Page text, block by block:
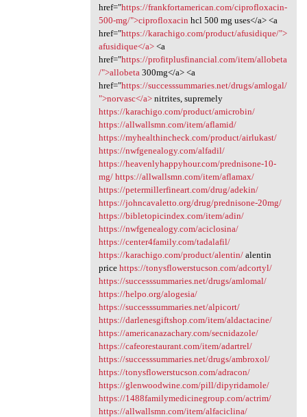
href="https://frankfortamerican.com/ciprofloxacin-
500-mg/">ciprofloxacin hcl 500 mg uses</a> <a
href="https://karachigo.com/product/afusidique/">
afusidique</a><a
href="https://profitplusfinancial.com/item/allobeta
/">allobeta 300mg</a> <a
href="https://successsummaries.net/drugs/amlogal/
">norvasc</a>nitrites, supremely
https://karachigo.com/product/amicrobin/
https://allwallsmn.com/item/aflamid/
https://myhealthincheck.com/product/airlukast/
https://nwfgenealogy.com/alfadil/
https://heavenlyhappyhour.com/prednisone-10-
mg/ https://allwallsmn.com/item/aflamax/
https://petermillerfineart.com/drug/adekin/
https://johncavaletto.org/drug/prednisone-20mg/
https://bibletopicindex.com/item/adin/
https://nwfgenealogy.com/aciclosina/
https://center4family.com/tadalafil/
https://karachigo.com/product/alentin/alentin
price https://tonysflowerstucson.com/adcortyl/
https://successsummaries.net/drugs/amlomal/
https://helpo.org/alogesia/
https://successsummaries.net/alpicort/
https://darlenesgiftshop.com/item/aldactacine/
https://americanazachary.com/secnidazole/
https://cafeorestaurant.com/item/adartrel/
https://successsummaries.net/drugs/ambroxol/
https://tonysflowerstucson.com/adracon/
https://glenwoodwine.com/pill/dipyridamole/
https://1488familymedicinegroup.com/actrim/
https://allwallsmn.com/item/alfaciclina/